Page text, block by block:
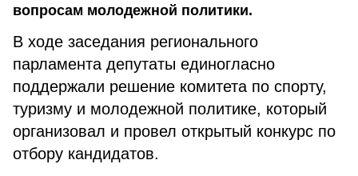
вопросам молодежной политики.
В ходе заседания регионального
парламента депутаты единогласно
поддержали решение комитета по спорту,
туризму и молодежной политике, который
организовал и провел открытый конкурс по
отбору кандидатов.